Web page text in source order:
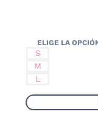
S
M
L